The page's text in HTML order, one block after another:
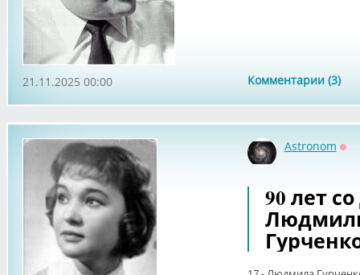
Комментарии (3)
21.11.2025 00:00
Astronom
90 лет